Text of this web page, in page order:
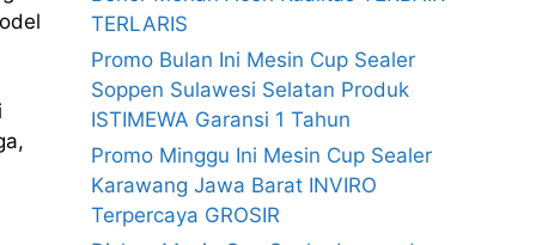
TERLARIS
Promo Bulan Ini Mesin Cup Sealer
Soppen Sulawesi Selatan Produk
ISTIMEWA Garansi 1 Tahun
Promo Minggu Ini Mesin Cup Sealer
Karawang Jawa Barat INVIRO
Terpercaya GROSIR